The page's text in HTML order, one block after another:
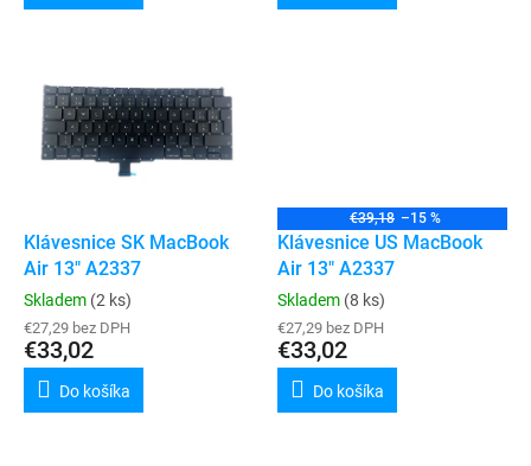
Klávesnice SK MacBook
Air 13" A2337
Skladem (2 ks)
€27,29 bez DPH
€33,02
Do košíka
€39,18 –15 %
Klávesnice US MacBook
Air 13" A2337
Skladem (8 ks)
€27,29 bez DPH
€33,02
Do košíka